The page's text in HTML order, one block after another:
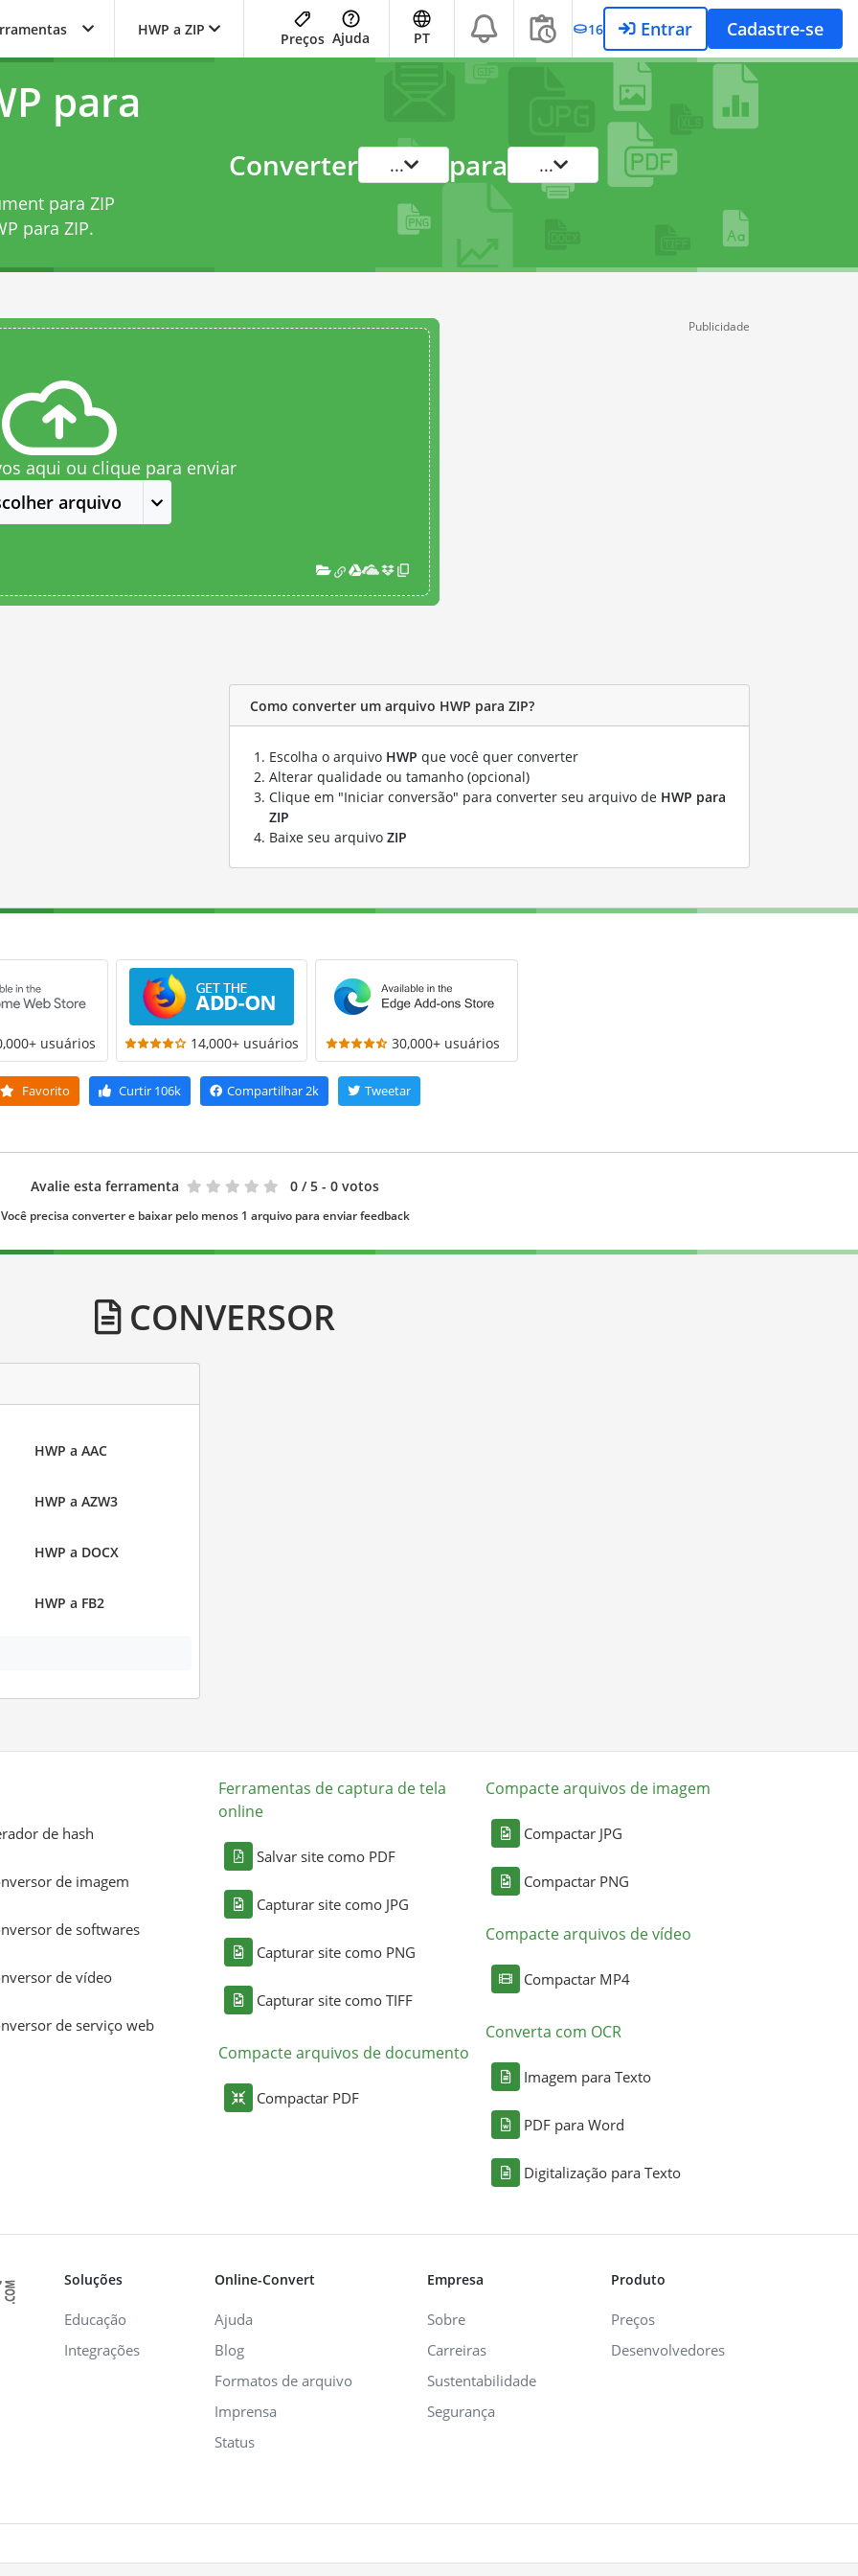
HWP a ZIP
Preços Ajuda PT 16 Entrar Cadastre-se
para
para ZIP
para ZIP.
Converter ... para ...
aqui ou clique para enviar
arquivo
Publicidade
Como converter um arquivo HWP para ZIP?
Escolha o arquivo HWP que você quer converter
Alterar qualidade ou tamanho (opcional)
Clique em "Iniciar conversão" para converter seu arquivo de HWP para
ZIP
Baixe seu arquivo ZIP
usuários 14,000+ usuários 30,000+ usuários
Favorito Curtir106k Compartilhar2k Tweetar
Avalie esta ferramenta 0 / 5 - 0 votos
Você precisa converter e baixar pelo menos 1 arquivo para enviar feedback
CONVERSOR
HWP a AAC
HWP a AZW3
HWP a DOCX
HWP a FB2
de hash
de imagem
de softwares
de vídeo
de serviço web
Ferramentas de captura de tela
online
Salvar site como PDF
Capturar site como JPG
Capturar site como PNG
Capturar site como TIFF
Compacte arquivos de documento
Compactar PDF
Compacte arquivos de imagem
Compactar JPG
Compactar PNG
Compacte arquivos de vídeo
Compactar MP4
Converta com OCR
Imagem para Texto
PDF para Word
Digitalização para Texto
Soluções
Educação
Integrações
Online-Convert
Ajuda
Blog
Formatos de arquivo
Imprensa
Status
Empresa
Sobre
Carreiras
Sustentabilidade
Segurança
Produto
Preços
Desenvolvedores